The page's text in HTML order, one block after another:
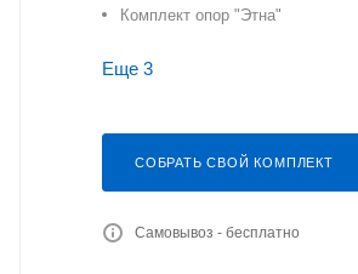
Комплект опор "Этна"
Еще 3
СОБРАТЬ СВОЙ КОМПЛЕКТ
Самовывоз - бесплатно